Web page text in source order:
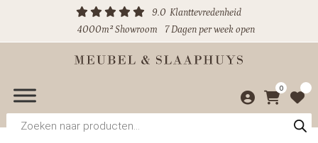
9.0 Klanttevredenheid
4000m² Showroom
7 Dagen per week open
0
Producten
zoeken